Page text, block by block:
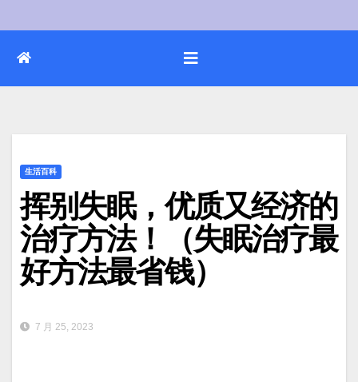
生活百科
挥别失眠，优质又经济的
治疗方法！（失眠治疗最
好方法最省钱）
7 月 25, 2023